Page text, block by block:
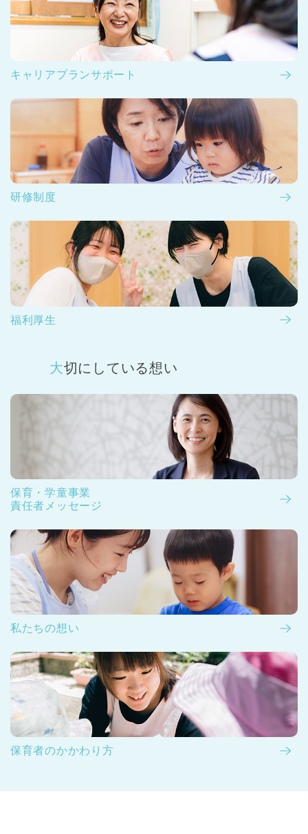
キャリアプランサポート
研修制度
福利厚生
大切にしている想い
保育・学童事業
責任者メッセージ
私たちの想い
保育者のかかわり方